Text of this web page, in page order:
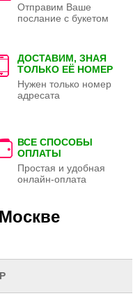
Отправим Ваше
послание с букетом
ДОСТАВИМ, ЗНАЯ
ТОЛЬКО ЕЁ НОМЕР
Нужен только номер
адресата
ВСЕ СПОСОБЫ
ОПЛАТЫ
Простая и удобная
онлайн-оплата